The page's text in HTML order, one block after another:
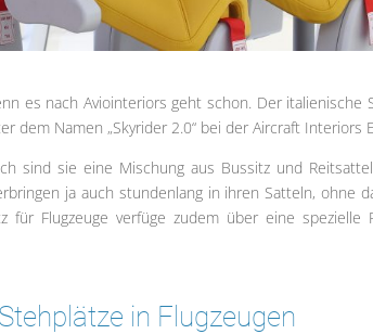
es nach Aviointeriors geht schon. Der
dem Namen „Skyrider 2.0“ bei der Aircraft Interiors
sind sie eine Mischung aus Bussitz und
ja auch stundenlang in ihren Satteln, ohne
für Flugzeuge verfüge zudem über eine spezielle
in Flugzeugen